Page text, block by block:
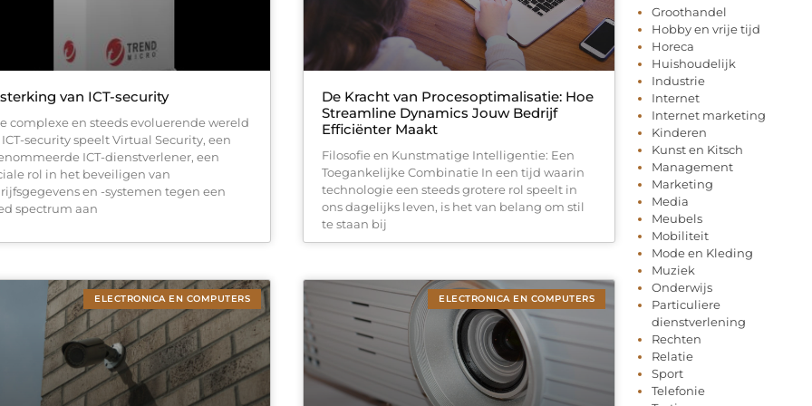
van ICT-security
complexe en steeds evoluerende wereld
security speelt Virtual Security, een
ICT-dienstverlener, een
rol in het beveiligen van
en -systemen tegen een
spectrum aan
De Kracht van Procesoptimalisatie: Hoe
Streamline Dynamics Jouw Bedrijf
Efficiënter Maakt
Filosofie en Kunstmatige Intelligentie: Een
Toegankelijke Combinatie In een tijd waarin
technologie een steeds grotere rol speelt in
ons dagelijks leven, is het van belang om stil
te staan bij
ELECTRONICA EN COMPUTERS ELECTRONICA EN COMPUTERS
Groothandel
Hobby en vrije tijd
Horeca
Huishoudelijk
Industrie
Internet
Internet marketing
Kinderen
Kunst en Kitsch
Management
Marketing
Media
Meubels
Mobiliteit
Mode en Kleding
Muziek
Onderwijs
Particuliere
dienstverlening
Rechten
Relatie
Sport
Telefonie